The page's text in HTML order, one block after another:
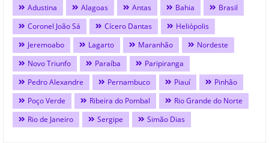
Adustina Alagoas Antas Bahia
Brasil
Coronel João Sá
Cícero Dantas
Heliópolis
Jeremoabo
Lagarto Maranhão
Nordeste
Novo Triunfo
Paraíba
Paripiranga
Pedro Alexandre
Pernambuco Piauí
Pinhão
Poço Verde
Ribeira do Pombal
Rio Grande do Norte
Rio de Janeiro
Sergipe Simão Dias